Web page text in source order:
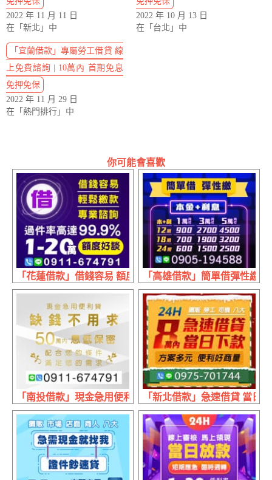
2022 年 11 月 11 日
在「新北」中
2022 年 10 月 13 日
在「台北」中
「宜蘭借款」專屬勞工借貸 線
上免費諮詢 | 10萬內 首期免息
免押免保
2022 年 11 月 29 日
在「熱門排行」中
你可能會喜歡
「花蓮借款」借錢容易 額度好談 | 1~20萬 專業諮詢輕鬆繳款
「高雄借款」簡單借彈性繳
「南投借款」現金急用便利貸 缺錢不用求 | 50萬內 配合你
「新北借款」急速借貸 當日